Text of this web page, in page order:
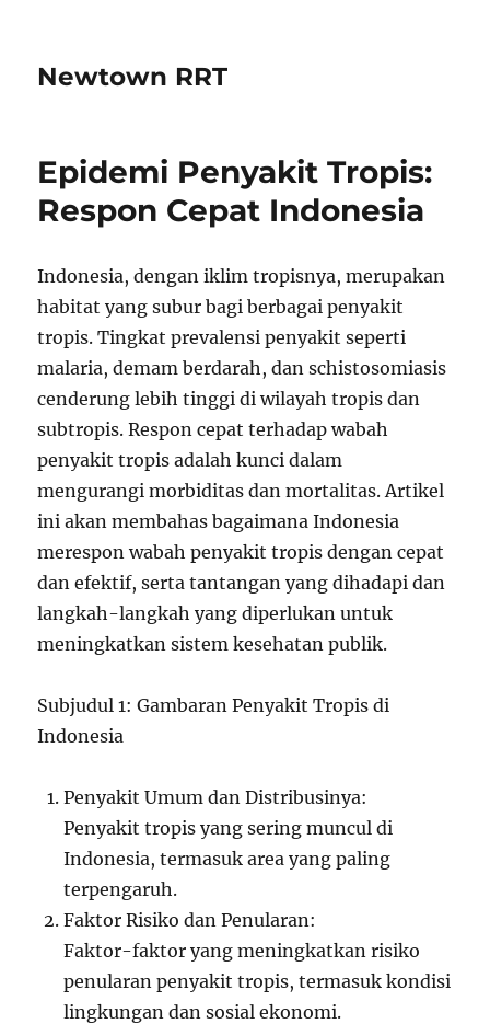
Newtown RRT
Epidemi Penyakit Tropis:
Respon Cepat Indonesia
Indonesia, dengan iklim tropisnya, merupakan
habitat yang subur bagi berbagai penyakit
tropis. Tingkat prevalensi penyakit seperti
malaria, demam berdarah, dan schistosomiasis
cenderung lebih tinggi di wilayah tropis dan
subtropis. Respon cepat terhadap wabah
penyakit tropis adalah kunci dalam
mengurangi morbiditas dan mortalitas. Artikel
ini akan membahas bagaimana Indonesia
merespon wabah penyakit tropis dengan cepat
dan efektif, serta tantangan yang dihadapi dan
langkah-langkah yang diperlukan untuk
meningkatkan sistem kesehatan publik.
Subjudul 1: Gambaran Penyakit Tropis di
Indonesia
Penyakit Umum dan Distribusinya:
Penyakit tropis yang sering muncul di
Indonesia, termasuk area yang paling
terpengaruh.
Faktor Risiko dan Penularan:
Faktor-faktor yang meningkatkan risiko
penularan penyakit tropis, termasuk kondisi
lingkungan dan sosial ekonomi.